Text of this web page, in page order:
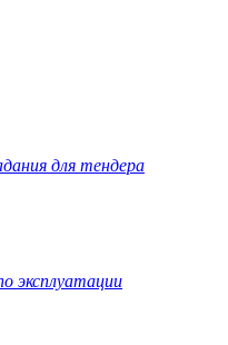
для тендера
эксплуатации